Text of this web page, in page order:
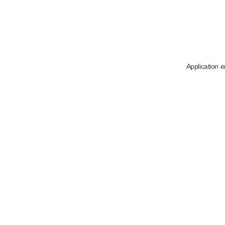
Application